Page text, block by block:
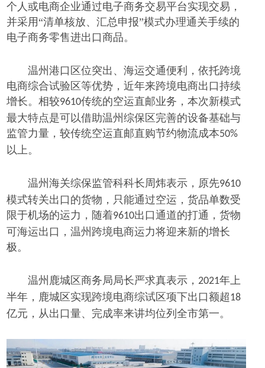
个人或电商企业通过电子商务交易平台实现交易，
并采用“清单核放、汇总申报”模式办理通关手续的
电子商务零售进出口商品。
温州港口区位突出、海运交通便利，依托跨境
电商综合试验区等优势，近年来跨境电商出口持续
增长。相较9610传统的空运直邮业务，本次新模式
最大特点是可以借助温州综保区完善的设备基础与
监管力量，较传统空运直邮直购节约物流成本50%
以上。
温州海关综保监管科科长周炜表示，原先9610
模式转关出口的货物，只能通过空运，货品单数受
限于机场的运力，随着9610出口通道的打通，货物
可海运出口，温州跨境电商运力将迎来新的增长
极。
温州鹿城区商务局局长严求真表示，2021年上
半年，鹿城区实现跨境电商综试区项下出口额超18
亿元，从出口量、完成率来讲均位列全市第一。